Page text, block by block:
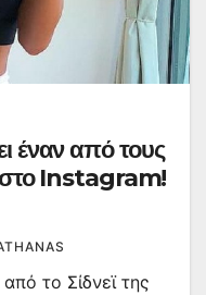
έναν από τους
στο Instagram!
το Σίδνεϊ της